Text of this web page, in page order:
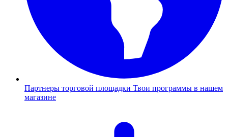
Партнеры торговой площадки Твои программы в нашем
магазине